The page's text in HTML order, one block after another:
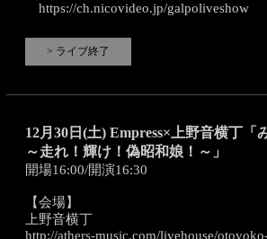
https://ch.nicovideo.jp/galpoliveshow
> ライブ終了
12月30日(土) Empress×上野音横丁「
～走れ！輝け！偽昭和娘！～」
開場16:00/開演16:30
【会場】
上野音横丁
http://athers-music.com/livehouse/